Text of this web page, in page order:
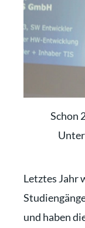
Schon
Letztes Jahr
und haben